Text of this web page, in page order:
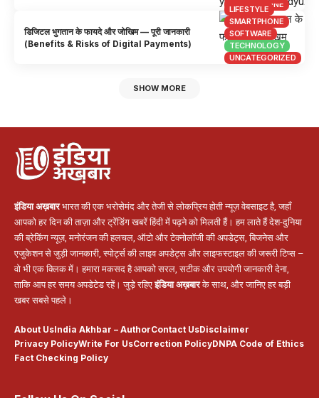
SMARTPHONE
LIFESTYLE
SMARTPHONE
SOFTWARE
TECHNOLOGY
UNCATEGORIZED
डिजिटल भुगतान के फायदे और जोखिम — पूरी जानकारी
(Benefits & Risks of Digital Payments)
SHOW MORE
इंडिया अख़बारभारत की एक भरोसेमंद और तेजी से लोकप्रिय होती न्यूज़ वेबसाइट है, जहाँ
आपको हर दिन की ताज़ा और ट्रेंडिंग खबरें हिंदी में पढ़ने को मिलती हैं। हम लाते हैं देश-दुनिया
की ब्रेकिंग न्यूज़, मनोरंजन की हलचल, ऑटो और टेक्नोलॉजी की अपडेट्स, बिजनेस और
एजुकेशन से जुड़ी जानकारी, स्पोर्ट्स की लाइव अपडेट्स और लाइफस्टाइल की जरूरी टिप्स –
वो भी एक क्लिक में। हमारा मकसद है आपको सरल, सटीक और उपयोगी जानकारी देना,
ताकि आप हर समय अपडेटेड रहें। जुड़े रहिएइंडिया अख़बारके साथ, और जानिए हर बड़ी
खबर सबसे पहले।
About UsIndia Akhbar – AuthorContact UsDisclaimer
Privacy PolicyWrite For UsCorrection PolicyDNPA Code of Ethics
Fact Checking Policy